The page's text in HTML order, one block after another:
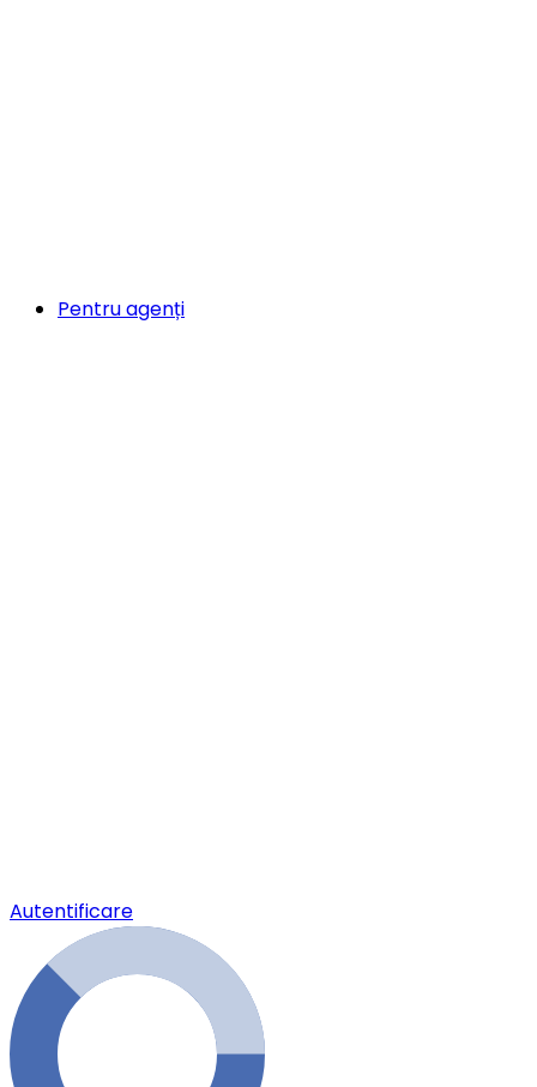
Pentru agenți
Autentificare